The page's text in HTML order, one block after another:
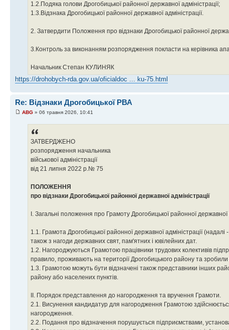
1.2.Подяка голови Дрогобицької районної державної адміністрації;
1.3.Відзнака Дрогобицької районної державної адміністрації.
2. Затвердити Положення про відзнаки Дрогобицької районної
3.Контроль за виконанням розпорядження покласти на керівника
Начальник Степан КУЛИНЯК
https://drohobych-rda.gov.ua/oficialdoc ... ku-75.html
Re: Відзнаки Дрогобицької РВА
ABG » 06 травня 2026, 10:41
ЗАТВЕРДЖЕНО
розпорядження начальника
військової адміністрації
від 21 липня 2022 р.№ 75
ПОЛОЖЕННЯ
про відзнаки Дрогобицької районної державної адміністрації
І. Загальні положення про Грамоту Дрогобицької районної державної
1.1. Грамота Дрогобицької районної державної адміністрації
також з нагоди державних свят, пам'ятних і ювілейних дат.
1.2. Нагороджуються Грамотою працівники трудових колективів
правило, проживають на території Дрогобицького району та
1.3. Грамотою можуть бути відзначені також представники інших
району або населених пунктів.
ІІ. Порядок представлення до нагородження та вручення Грамоти.
2.1. Висунення кандидатур для нагородження Грамотою
нагородження.
2.2. Подання про відзначення порушується підприємствами,